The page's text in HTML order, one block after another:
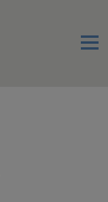
Menu